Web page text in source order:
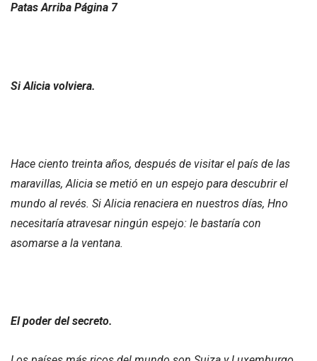
Patas Arriba Página 7
Si Alicia volviera.
Hace ciento treinta años, después de visitar el país de las
maravillas, Alicia se metió en un espejo para descubrir el
mundo al revés. Si Alicia renaciera en nuestros días, Hno
necesitaría atravesar ningún espejo: le bastaría con
asomarse a la ventana.
El poder del secreto.